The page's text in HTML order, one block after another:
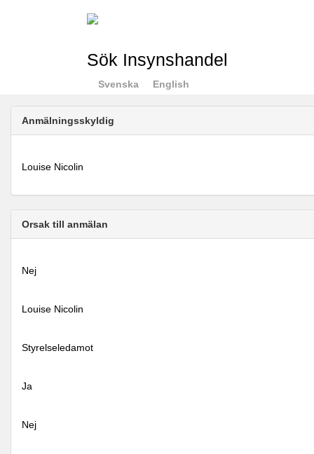
Sök Insynshandel
Svenska English
Anmälningsskyldig
Louise Nicolin
Orsak till anmälan
Nej
Louise Nicolin
Styrelseledamot
Ja
Nej